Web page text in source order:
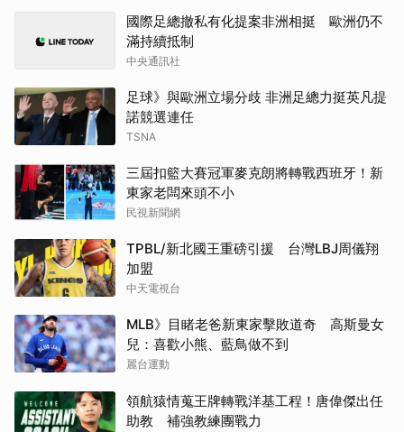
國際足總撤私有化提案非洲相挺 歐洲仍不
滿持續抵制
中央通訊社
足球》與歐洲立場分歧 非洲足總力挺英凡提
諾競選連任
TSNA
三屆扣籃大賽冠軍麥克朗將轉戰西班牙！新
東家老闆來頭不小
民視新聞網
TPBL/新北國王重磅引援 台灣LBJ周儀翔
加盟
中天電視台
MLB》目睹老爸新東家擊敗道奇 高斯曼女
兒：喜歡小熊、藍鳥做不到
麗台運動
領航猿情蒐王牌轉戰洋基工程！唐偉傑出任
助教 補強教練團戰力